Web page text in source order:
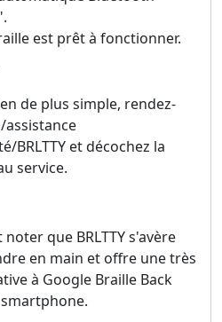
est prêt à fonctionner.
de plus simple, rendez-
BRLTTY et décochez la
service.
que BRLTTY s'avère
en main et offre une très
à Google Braille Back